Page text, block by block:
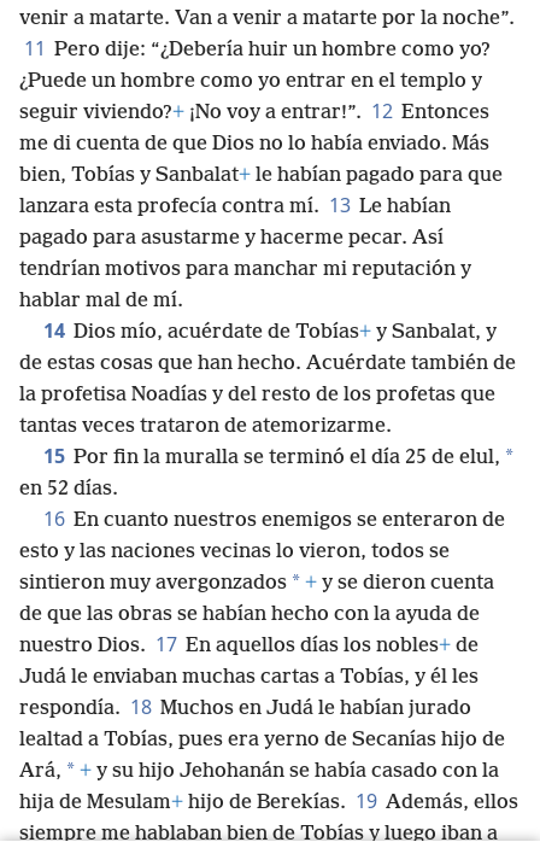
venir a matarte. Van a venir a matarte por la noche”.
11 Pero dije: “¿Debería huir un hombre como yo?
¿Puede un hombre como yo entrar en el templo y
seguir viviendo?+ ¡No voy a entrar!”. 12 Entonces
me di cuenta de que Dios no lo había enviado. Más
bien, Tobías y Sanbalat+ le habían pagado para que
lanzara esta profecía contra mí. 13 Le habían
pagado para asustarme y hacerme pecar. Así
tendrían motivos para manchar mi reputación y
hablar mal de mí.
14 Dios mío, acuérdate de Tobías+ y Sanbalat, y
de estas cosas que han hecho. Acuérdate también de
la profetisa Noadías y del resto de los profetas que
tantas veces trataron de atemorizarme.
15 Por fin la muralla se terminó el día 25 de elul, *
en 52 días.
16 En cuanto nuestros enemigos se enteraron de
esto y las naciones vecinas lo vieron, todos se
sintieron muy avergonzados * + y se dieron cuenta
de que las obras se habían hecho con la ayuda de
nuestro Dios. 17 En aquellos días los nobles+ de
Judá le enviaban muchas cartas a Tobías, y él les
respondía. 18 Muchos en Judá le habían jurado
lealtad a Tobías, pues era yerno de Secanías hijo de
Ará, * + y su hijo Jehohanán se había casado con la
hija de Mesulam+ hijo de Berekías. 19 Además, ellos
siempre me hablaban bien de Tobías y luego iban a